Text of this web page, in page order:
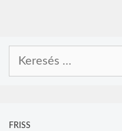
FRISS